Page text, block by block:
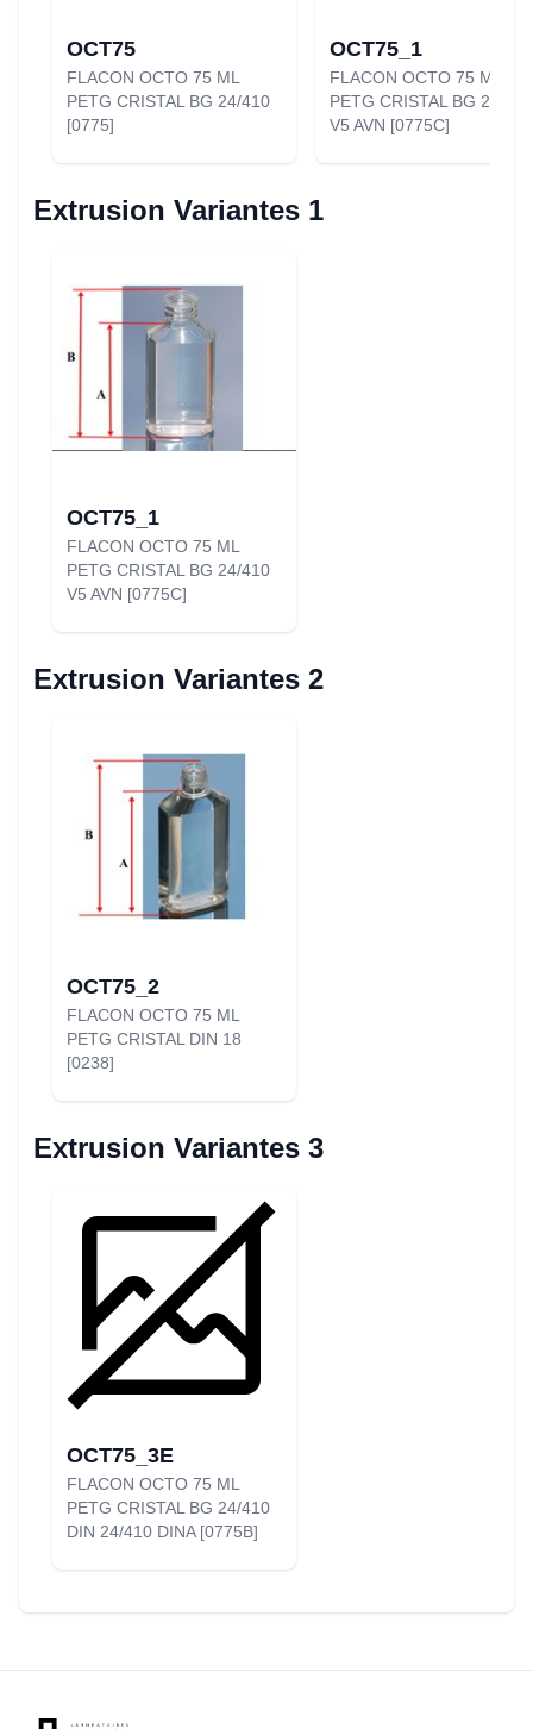
OCT75
FLACON OCTO 75 ML
PETG CRISTAL BG 24/410
[0775]
OCT75_1
FLACON OCTO 75 ML
PETG CRISTAL BG 24/410
V5 AVN [0775C]
Extrusion Variantes 1
OCT75_1
FLACON OCTO 75 ML
PETG CRISTAL BG 24/410
V5 AVN [0775C]
Extrusion Variantes 2
OCT75_2
FLACON OCTO 75 ML
PETG CRISTAL DIN 18
[0238]
Extrusion Variantes 3
OCT75_3E
FLACON OCTO 75 ML
PETG CRISTAL BG 24/410
DIN 24/410 DINA [0775B]